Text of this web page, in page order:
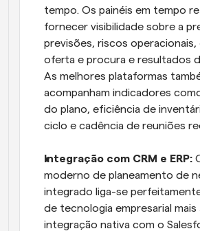
tempo. Os painéis em tempo
fornecer visibilidade sobre a
previsões, riscos
oferta e procura e resultados
As melhores plataformas
acompanham indicadores
do plano, eficiência de
ciclo e cadência de reuniões
Integração com CRM e ERP:
moderno de planeamento de
integrado liga-se
de tecnologia empresarial mais
integração nativa com o